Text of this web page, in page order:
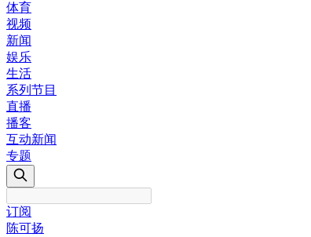
体育
视频
新闻
娱乐
生活
系列节目
直播
播客
互动新闻
专题
订阅
陈可扬